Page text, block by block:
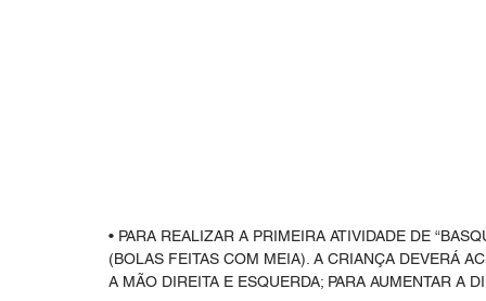
• PARA REALIZAR A PRIMEIRA ATIVIDADE DE
(BOLAS FEITAS COM MEIA). A CRIANÇA DEVERÁ
A MÃO DIREITA E ESQUERDA; PARA AUMENTAR A